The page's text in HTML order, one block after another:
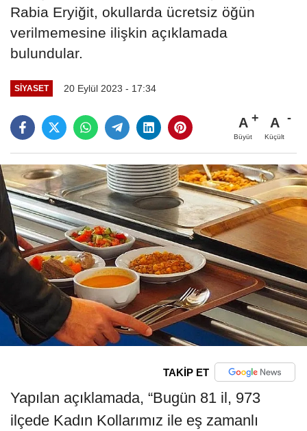
Rabia Eryiğit, okullarda ücretsiz öğün
verilmemesine ilişkin açıklamada
bulundular.
SIYASET 20 Eylül 2023 - 17:34
A
Büyüt
A
Küçült
TAKİP ET
Yapılan açıklamada, “Bugün 81 il, 973
ilçede Kadın Kollarımız ile eş zamanlı